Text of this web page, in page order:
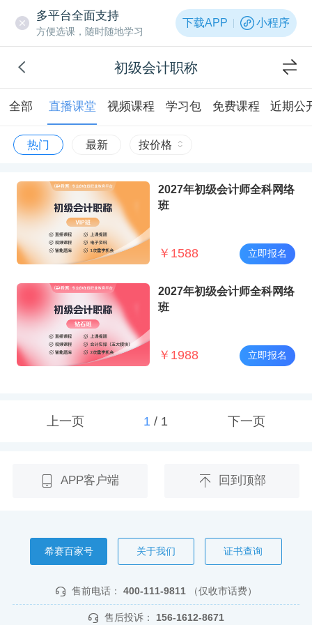
多平台全面支持
方便选课，随时随地学习
下载APP 小程序
初级会计职称
全部 直播课堂 视频课程 学习包 免费课程 近期公
热门 最新 按价格
2027年初级会计师全科网络
班
￥ 1588 立即报名
2027年初级会计师全科网络
班
￥ 1988 立即报名
上一页 1/ 1 下一页
APP客户端 回到顶部
希赛百家号 关于我们 证书查询
售前电话： 400-111-9811 （仅收市话费）
售后投诉： 156-1612-8671